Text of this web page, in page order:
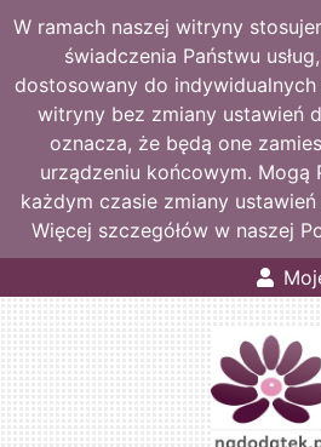
W ramach naszej witryny
świadczenia Państwu
dostosowany do
witryny bez zmiany ustawień
oznacza, że będą one
urządzeniu końcowym. Mogą
każdym czasie zmiany
Więcej szczegółów w naszej